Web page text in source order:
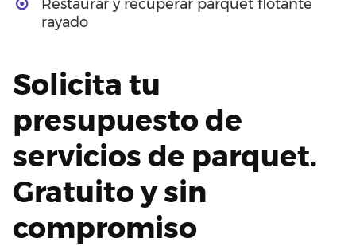
Restaurar y recuperar parquet flotante
rayado
Solicita tu
presupuesto de
servicios de parquet.
Gratuito y sin
compromiso